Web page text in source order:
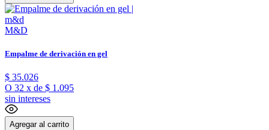
M&D
Empalme de derivación en gel
$ 35.026
O 32 x de $ 1.095
sin intereses
Agregar al carrito